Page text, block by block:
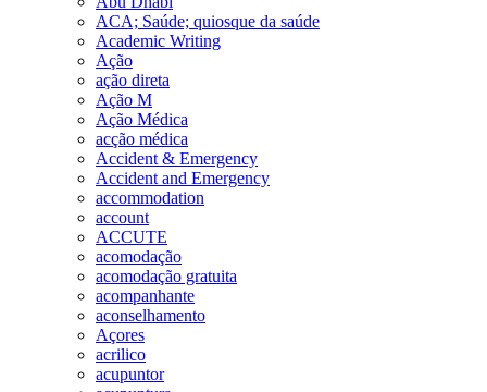
ACA; Saúde; quiosque da saúde
Academic Writing
Ação
ação direta
Ação M
Ação Médica
acção médica
Accident & Emergency
Accident and Emergency
accommodation
account
ACCUTE
acomodação
acomodação gratuita
acompanhante
aconselhamento
Açores
acrilico
acupuntor